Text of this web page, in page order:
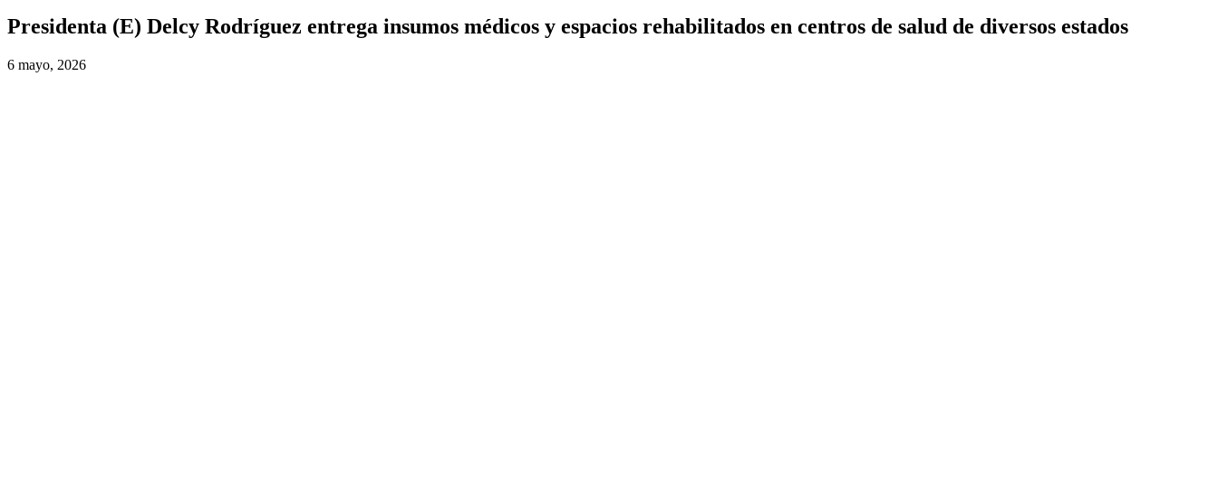
Presidenta (E) Delcy Rodríguez entrega insumos médicos y espacios rehabilitados en centros de salud de diversos estados
6 mayo, 2026